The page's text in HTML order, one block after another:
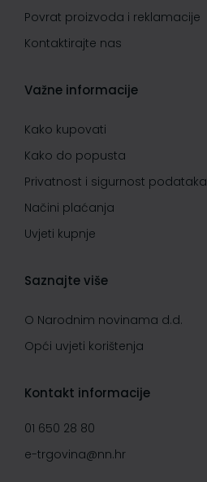
Povrat proizvoda i reklamacije
Kontaktirajte nas
Važne informacije
Kako kupovati
Kako do popusta
Privatnost i sigurnost podataka
Načini plaćanja
Uvjeti kupnje
Saznajte više
O Narodnim novinama d.d.
Opći uvjeti korištenja
Kontakt informacije
01 650 28 80
e-trgovina@nn.hr